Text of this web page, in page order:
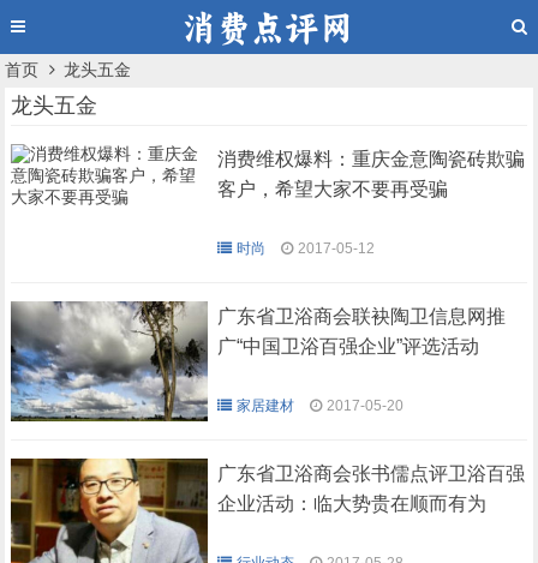
首页 龙头五金
龙头五金
消费维权爆料：重庆金意陶瓷砖欺骗
客户，希望大家不要再受骗
时尚 2017-05-12
广东省卫浴商会联袂陶卫信息网推
广“中国卫浴百强企业”评选活动
家居建材 2017-05-20
广东省卫浴商会张书儒点评卫浴百强
企业活动：临大势贵在顺而有为